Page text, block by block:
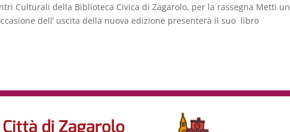
Culturali della Biblioteca Civica di Zagarolo, per la rassegna Metti un
dell’ uscita della nuova edizione presenterà il suo libro